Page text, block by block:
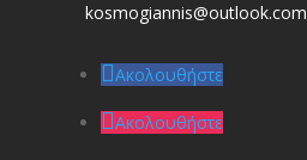
kosmogiannis@outlook.com
Ακολουθήστε
Ακολουθήστε